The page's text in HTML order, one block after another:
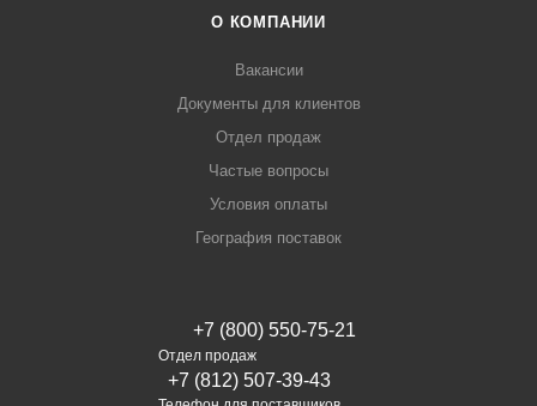
О КОМПАНИИ
Вакансии
Документы для клиентов
Отдел продаж
Частые вопросы
Условия оплаты
География поставок
+7 (800) 550-75-21
Отдел продаж
+7 (812) 507-39-43